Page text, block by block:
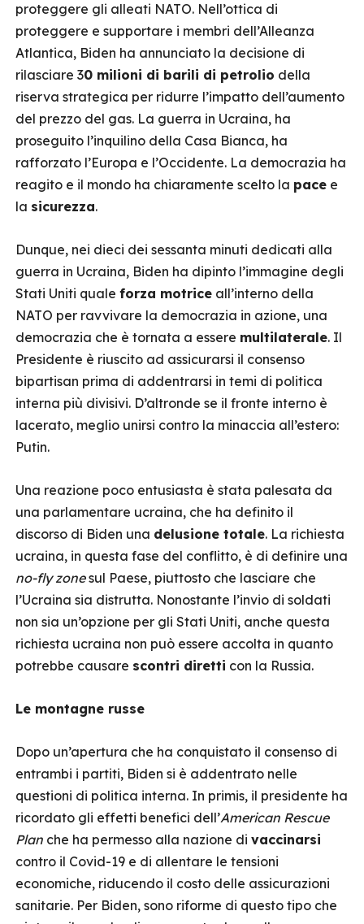
proteggere gli alleati NATO. Nell’ottica di
proteggere e supportare i membri dell’Alleanza
Atlantica, Biden ha annunciato la decisione di
rilasciare 30 milioni di barili di petrolio della
riserva strategica per ridurre l’impatto dell’aumento
del prezzo del gas. La guerra in Ucraina, ha
proseguito l’inquilino della Casa Bianca, ha
rafforzato l’Europa e l’Occidente. La democrazia ha
reagito e il mondo ha chiaramente scelto la pace e
la sicurezza.
Dunque, nei dieci dei sessanta minuti dedicati alla
guerra in Ucraina, Biden ha dipinto l’immagine degli
Stati Uniti quale forza motrice all’interno della
NATO per ravvivare la democrazia in azione, una
democrazia che è tornata a essere multilaterale. Il
Presidente è riuscito ad assicurarsi il consenso
bipartisan prima di addentrarsi in temi di politica
interna più divisivi. D’altronde se il fronte interno è
lacerato, meglio unirsi contro la minaccia all’estero:
Putin.
Una reazione poco entusiasta è stata palesata da
una parlamentare ucraina, che ha definito il
discorso di Biden una delusione totale. La richiesta
ucraina, in questa fase del conflitto, è di definire una
no-fly zonesul Paese, piuttosto che lasciare che
l’Ucraina sia distrutta. Nonostante l’invio di soldati
non sia un’opzione per gli Stati Uniti, anche questa
richiesta ucraina non può essere accolta in quanto
potrebbe causare scontri diretti con la Russia.
Le montagne russe
Dopo un’apertura che ha conquistato il consenso di
entrambi i partiti, Biden si è addentrato nelle
questioni di politica interna. In primis, il presidente ha
ricordato gli effetti benefici dell’American Rescue
Plan che ha permesso alla nazione di vaccinarsi
contro il Covid-19 e di allentare le tensioni
economiche, riducendo il costo delle assicurazioni
sanitarie. Per Biden, sono riforme di questo tipo che